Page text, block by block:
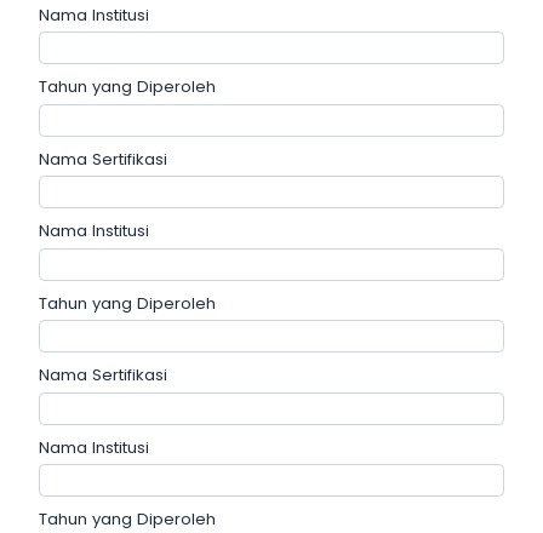
Nama Institusi
Tahun yang Diperoleh
Nama Sertifikasi
Nama Institusi
Tahun yang Diperoleh
Nama Sertifikasi
Nama Institusi
Tahun yang Diperoleh